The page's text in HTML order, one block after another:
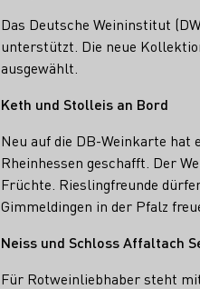
Das Deutsche Weininstitut
unterstützt. Die neue
ausgewählt.
Keth und Stolleis an Bord
Neu auf die DB-Weinkarte hat
Rheinhessen geschafft. Der
Früchte. Rieslingfreunde
Gimmeldingen in der Pfalz
Neiss und Schloss Affaltach
Für Rotweinliebhaber steht